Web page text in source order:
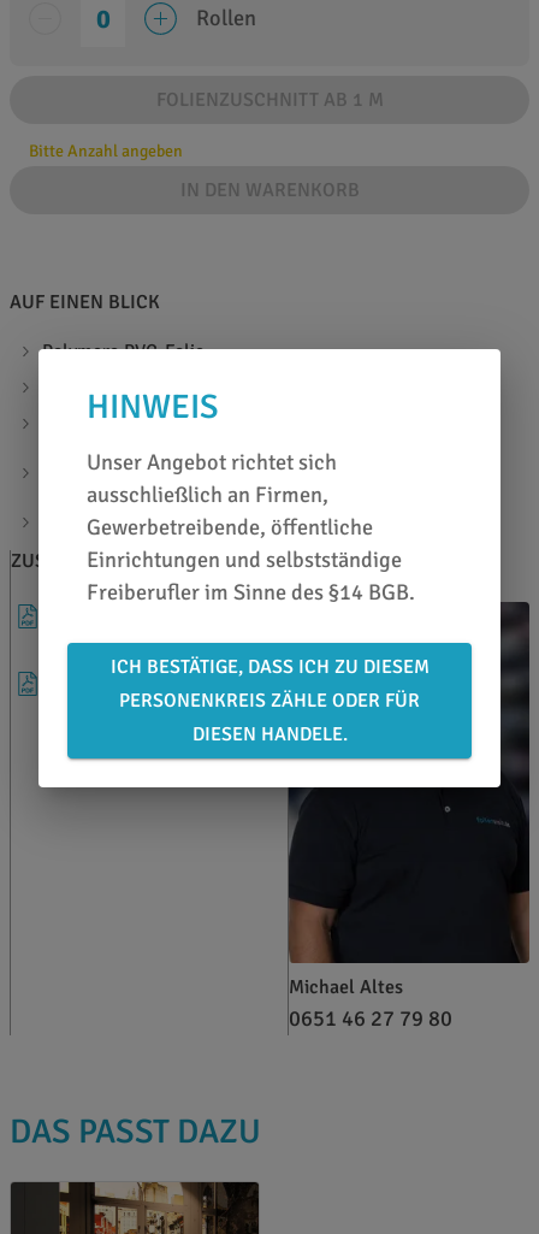
Rollen
FOLIENZUSCHNITT AB 1 M
Bitte Anzahl angeben
IN DEN WARENKORB
AUF EINEN BLICK
Polymere PVC-Folie
Hochtransluzente Digitaldruckfolie für Leuchtwerbung
hohe Farbbrillanz
bedruckbar mit Solvent-, Eco-Solvent-, Latex- und UV-
härtenden Tinten sowie Siebdruckfarben
Materialstärke 90µ
ZUSATZINFOS
BERATEN LASSEN
Michael Altes
0651 46 27 79 80
DAS PASST DAZU
HINWEIS
Unser Angebot richtet sich
ausschließlich an Firmen,
Gewerbetreibende, öffentliche
Einrichtungen und selbstständige
Freiberufler im Sinne des §14 BGB.
ICH BESTÄTIGE, DASS ICH ZU DIESEM
PERSONENKREIS ZÄHLE ODER FÜR
DIESEN HANDELE.